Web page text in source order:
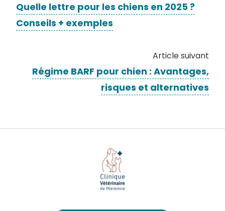
Quelle lettre pour les chiens en 2025 ?
Conseils + exemples
Article suivant
Régime BARF pour chien : Avantages,
risques et alternatives